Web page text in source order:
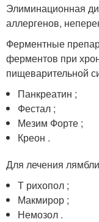
Элиминационная
аллергенов,
Ферментные
ферментов при
пищеварительной
Панкреатин ;
Фестал ;
Мезим Форте ;
Креон .
Для лечения
Т рихопол ;
Макмирор ;
Немозол .